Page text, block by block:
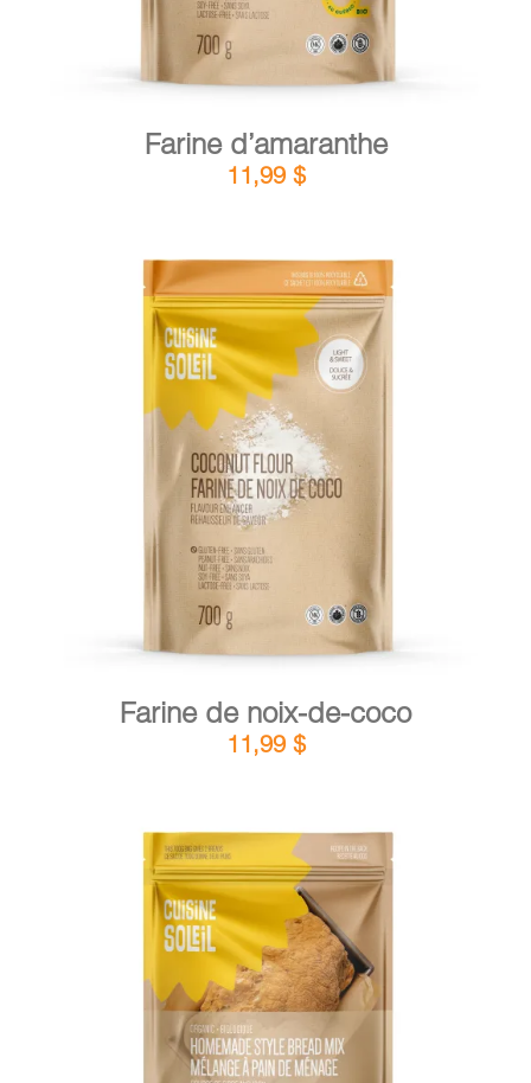
Farine d’amaranthe
11,99 $
AJOUTER AU PANIER / DÉTAILS
Farine de noix-de-coco
11,99 $
AJOUTER AU PANIER / DÉTAILS